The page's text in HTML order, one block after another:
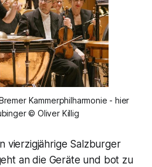
Kammerphilharmonie - hier
© Oliver Killig
vierzigjährige Salzburger
an die Geräte und bot zu